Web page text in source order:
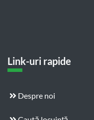
Link-uri rapide
Despre noi